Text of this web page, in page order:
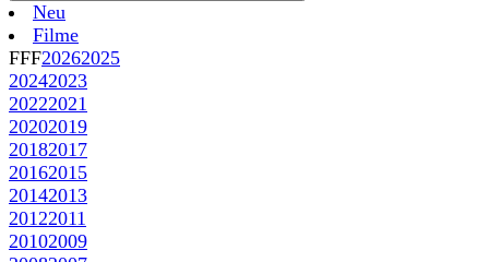
Neu
Filme
FFF20262025
20242023
20222021
20202019
20182017
20162015
20142013
20122011
20102009